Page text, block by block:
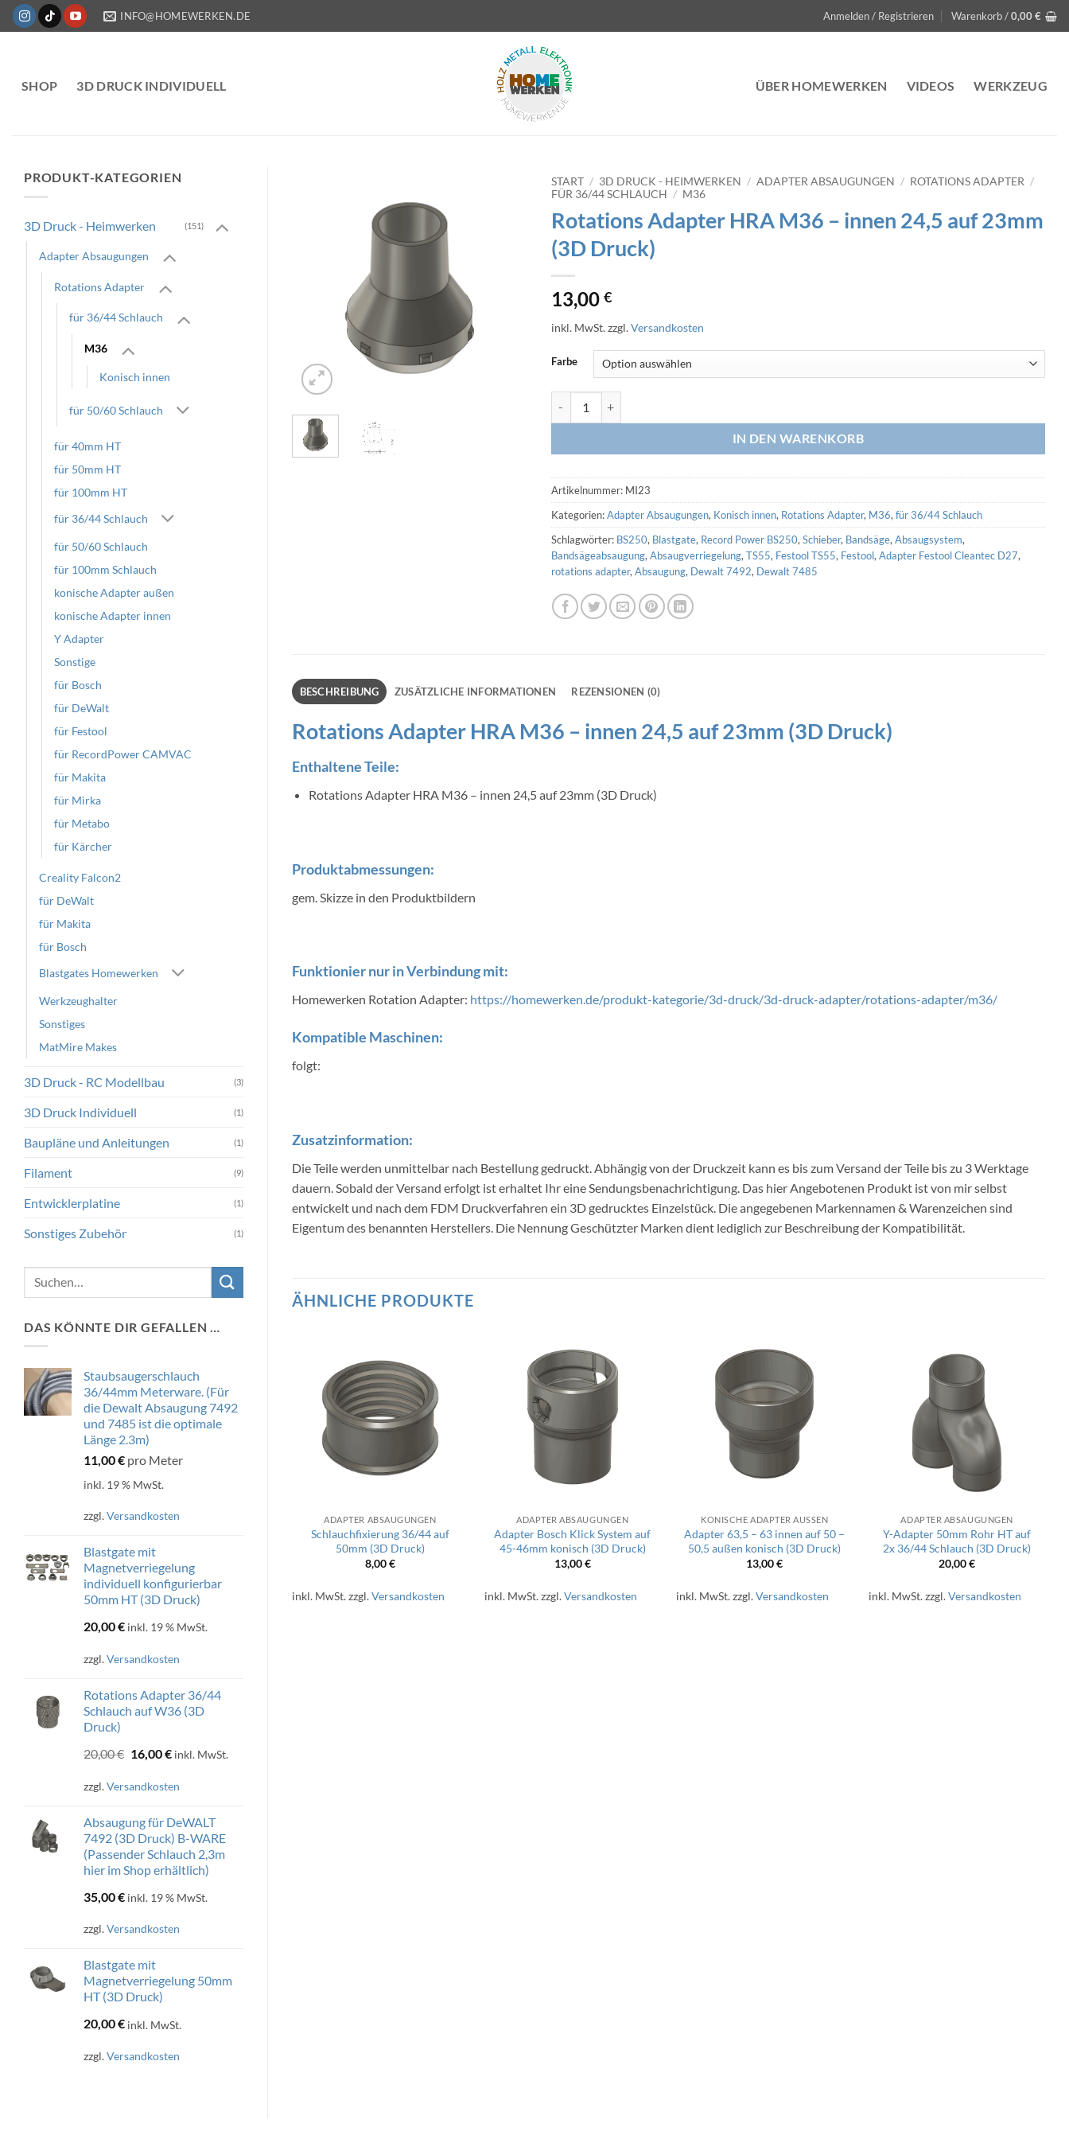
Zum
Inhalt
INFO@HOMEWERKEN.DE Anmelden / Registrieren Warenkorb /0,00€
SHOP 3D DRUCK INDIVIDUELL ÜBER HOMEWERKEN VIDEOS WERKZEUG
PRODUKT-KATEGORIEN
3D Druck - Heimwerken (151)
Adapter Absaugungen
Rotations Adapter
für 36/44 Schlauch
M36
Konisch innen
für 50/60 Schlauch
für 40mm HT
für 50mm HT
für 100mm HT
für 36/44 Schlauch
für 50/60 Schlauch
für 100mm Schlauch
konische Adapter außen
konische Adapter innen
Y Adapter
Sonstige
für Bosch
für DeWalt
für Festool
für RecordPower CAMVAC
für Makita
für Mirka
für Metabo
für Kärcher
Creality Falcon2
für DeWalt
für Makita
für Bosch
Blastgates Homewerken
Werkzeughalter
Sonstiges
MatMire Makes
3D Druck - RC Modellbau (3)
3D Druck Individuell (1)
Baupläne und Anleitungen (1)
Filament (9)
Entwicklerplatine (1)
Sonstiges Zubehör (1)
Suchen
DAS KÖNNTE DIR GEFALLEN …
Staubsaugerschlauch
36/44mm Meterware. (Für
die Dewalt Absaugung 7492
und 7485 ist die optimale
Länge 2.3m)
11,00€ pro Meter
inkl. 19 % MwSt.
zzgl.Versandkosten
Blastgate mit
Magnetverriegelung
individuell konfigurierbar
50mm HT (3D Druck)
20,00€ inkl. 19 % MwSt.
zzgl.Versandkosten
Rotations Adapter 36/44
Schlauch auf W36 (3D
Druck)
20,00€
Ursprünglicher
Preis
war:
16,00€Aktueller
Preis
inkl. MwSt.
zzgl.Versandkosten
Absaugung für DeWALT
7492 (3D Druck) B-WARE
(Passender Schlauch 2,3m
hier im Shop erhältlich)
35,00€ inkl. 19 % MwSt.
zzgl.Versandkosten
Blastgate mit
Magnetverriegelung 50mm
HT (3D Druck)
20,00€ inkl. MwSt.
zzgl.Versandkosten
START / 3D DRUCK - HEIMWERKEN / ADAPTER ABSAUGUNGEN / ROTATIONS ADAPTER /
FÜR 36/44 SCHLAUCH / M36
Rotations Adapter HRA M36 – innen 24,5 auf 23mm
(3D Druck)
13,00 €
inkl. MwSt.zzgl.Versandkosten
Farbe
IN DEN WARENKORB
Artikelnummer: MI23
Kategorien:Adapter Absaugungen, Konisch innen, Rotations Adapter, M36, für 36/44 Schlauch
Schlagwörter: BS250, Blastgate, Record Power BS250, Schieber, Bandsäge, Absaugsystem,
Bandsägeabsaugung, Absaugverriegelung, TS55, Festool TS55, Festool, Adapter Festool Cleantec D27,
rotations adapter, Absaugung, Dewalt 7492, Dewalt 7485
BESCHREIBUNG ZUSÄTZLICHE INFORMATIONEN REZENSIONEN (0)
Rotations Adapter HRA M36 – innen 24,5 auf 23mm (3D Druck)
Enthaltene Teile:
Rotations Adapter HRA M36 – innen 24,5 auf 23mm (3D Druck)
Produktabmessungen:
gem. Skizze in den Produktbildern
Funktionier nur in Verbindung mit:
Homewerken Rotation Adapter: https://homewerken.de/produkt-kategorie/3d-druck/3d-druck-adapter/rotations-adapter/m36/
Kompatible Maschinen:
folgt:
Zusatzinformation:
Die Teile werden unmittelbar nach Bestellung gedruckt. Abhängig von der Druckzeit kann es bis zum Versand der Teile bis zu 3 Werktage
dauern. Sobald der Versand erfolgt ist erhaltet Ihr eine Sendungsbenachrichtigung. Das hier Angebotenen Produkt ist von mir selbst
entwickelt und nach dem FDM Druckverfahren ein 3D gedrucktes Einzelstück. Die angegebenen Markennamen & Warenzeichen sind
Eigentum des benannten Herstellers. Die Nennung Geschützter Marken dient lediglich zur Beschreibung der Kompatibilität.
ÄHNLICHE PRODUKTE
ADAPTER ABSAUGUNGEN
Schlauchfixierung 36/44 auf
50mm (3D Druck)
8,00€
inkl. MwSt.zzgl.Versandkosten
ADAPTER ABSAUGUNGEN
Adapter Bosch Klick System auf
45-46mm konisch (3D Druck)
13,00€
inkl. MwSt. zzgl.Versandkosten
KONISCHE ADAPTER AUSSEN
Adapter 63,5 – 63 innen auf 50 –
50,5 außen konisch (3D Druck)
13,00€
inkl. MwSt.zzgl.Versandkosten
ADAPTER ABSAUGUNGEN
Y-Adapter 50mm Rohr HT auf
2x 36/44 Schlauch (3D Druck)
20,00€
inkl. MwSt.zzgl.Versandkosten
Druck)
ADAPTER ABSAUGUNGEN
Festool D36 Geräte (3D Druck)
Bewertet
mit5von
geprüfte Gesamtbewertungen